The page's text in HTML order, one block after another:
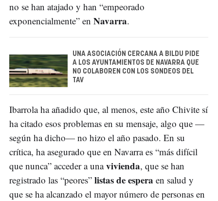
no se han atajado y han “empeorado
exponencialmente” en Navarra.
UNA ASOCIACIÓN CERCANA A BILDU PIDE
A LOS AYUNTAMIENTOS DE NAVARRA QUE
NO COLABOREN CON LOS SONDEOS DEL
TAV
Ibarrola ha añadido que, al menos, este año Chivite sí
ha citado esos problemas en su mensaje, algo que —
según ha dicho— no hizo el año pasado. En su
crítica, ha asegurado que en Navarra es “más difícil
que nunca” acceder a unavivienda, que se han
registrado las “peores” listas de espera en salud y
que se ha alcanzado el mayor número de personas en